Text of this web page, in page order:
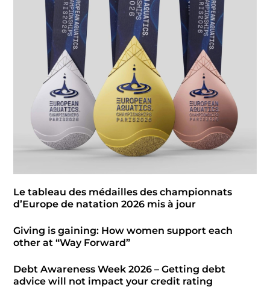
Le tableau des médailles des championnats
d’Europe de natation 2026 mis à jour
Giving is gaining: How women support each
other at “Way Forward”
Debt Awareness Week 2026 – Getting debt
advice will not impact your credit rating